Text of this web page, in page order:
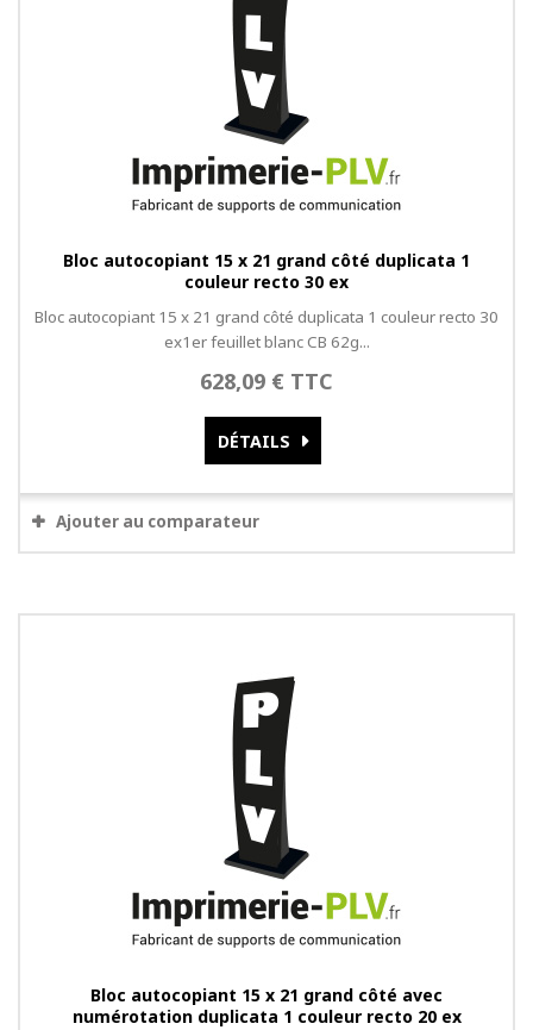
Bloc autocopiant 15 x 21 grand côté duplicata 1
couleur recto 30 ex
Bloc autocopiant 15 x 21 grand côté duplicata 1 couleur recto 30
ex1er feuillet blanc CB 62g...
628,09 € TTC
DÉTAILS
Ajouter au comparateur
Bloc autocopiant 15 x 21 grand côté avec
numérotation duplicata 1 couleur recto 20 ex